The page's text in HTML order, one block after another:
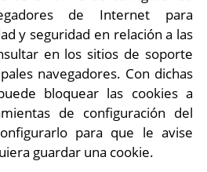
de Internet para
y seguridad en relación a las
en los sitios de soporte
navegadores. Con dichas
bloquear las cookies a
de configuración del
para que le avise
guardar una cookie.